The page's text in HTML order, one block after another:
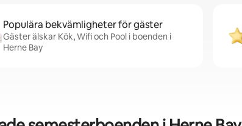
Populära bekvämligheter för gäster
Gäster älskar Kök, Wifi och Pool i boenden i
Herne Bay